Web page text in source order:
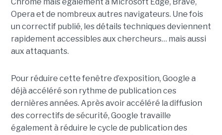
Chrome mais également à Microsoft Edge, Brave,
Opera et de nombreux autres navigateurs. Une fois
un correctif publié, les détails techniques deviennent
rapidement accessibles aux chercheurs… mais aussi
aux attaquants.
Pour réduire cette fenêtre d’exposition, Google a
déjà accéléré son rythme de publication ces
dernières années. Après avoir accéléré la diffusion
des correctifs de sécurité, Google travaille
également à réduire le cycle de publication des